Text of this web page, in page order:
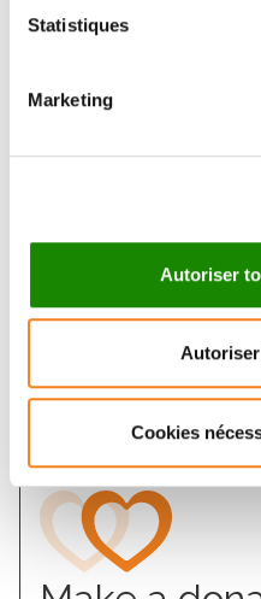
Statistiques
Marketing
Autoriser
Cookies
Institut
cancer
Discover